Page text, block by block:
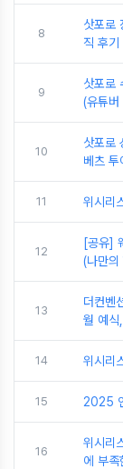
8
삿포로
직 후기
9
삿포로
(유튜버
10
삿포로
베츠 투
11 위시리
12
[공유]
(나만
13
더컨벤
월 예식
14 위시리
15 2025
16
위시리
에 부족